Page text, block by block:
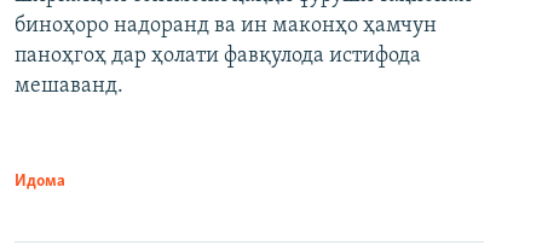
биноҳоро надоранд ва ин маконҳо ҳамчун
паноҳгоҳ дар ҳолати фавқулода истифода
мешаванд.
Идома